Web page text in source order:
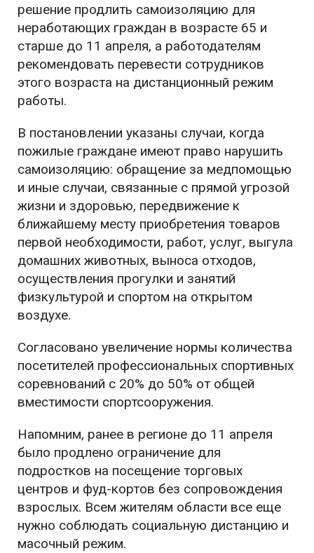
решение продлить самоизоляцию для
неработающих граждан в возрасте 65 и
старше до 11 апреля, а работодателям
рекомендовать перевести сотрудников
этого возраста на дистанционный режим
работы.
В постановлении указаны случаи, когда
пожилые граждане имеют право нарушить
самоизоляцию: обращение за медпомощью
и иные случаи, связанные с прямой угрозой
жизни и здоровью, передвижение к
ближайшему месту приобретения товаров
первой необходимости, работ, услуг, выгула
домашних животных, выноса отходов,
осуществления прогулки и занятий
физкультурой и спортом на открытом
воздухе.
Согласовано увеличение нормы количества
посетителей профессиональных спортивных
соревнований с 20% до 50% от общей
вместимости спортсооружения.
Напомним, ранее в регионе до 11 апреля
было продлено ограничение для
подростков на посещение торговых
центров и фуд-кортов без сопровождения
взрослых. Всем жителям области все еще
нужно соблюдать социальную дистанцию и
масочный режим.